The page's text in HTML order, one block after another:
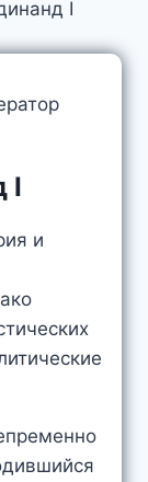
I
и